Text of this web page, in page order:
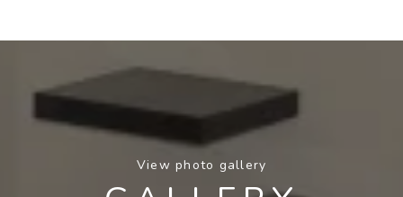
View photo gallery